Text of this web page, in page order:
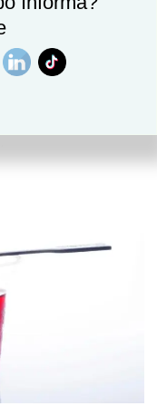
de Cacao (ICCO)